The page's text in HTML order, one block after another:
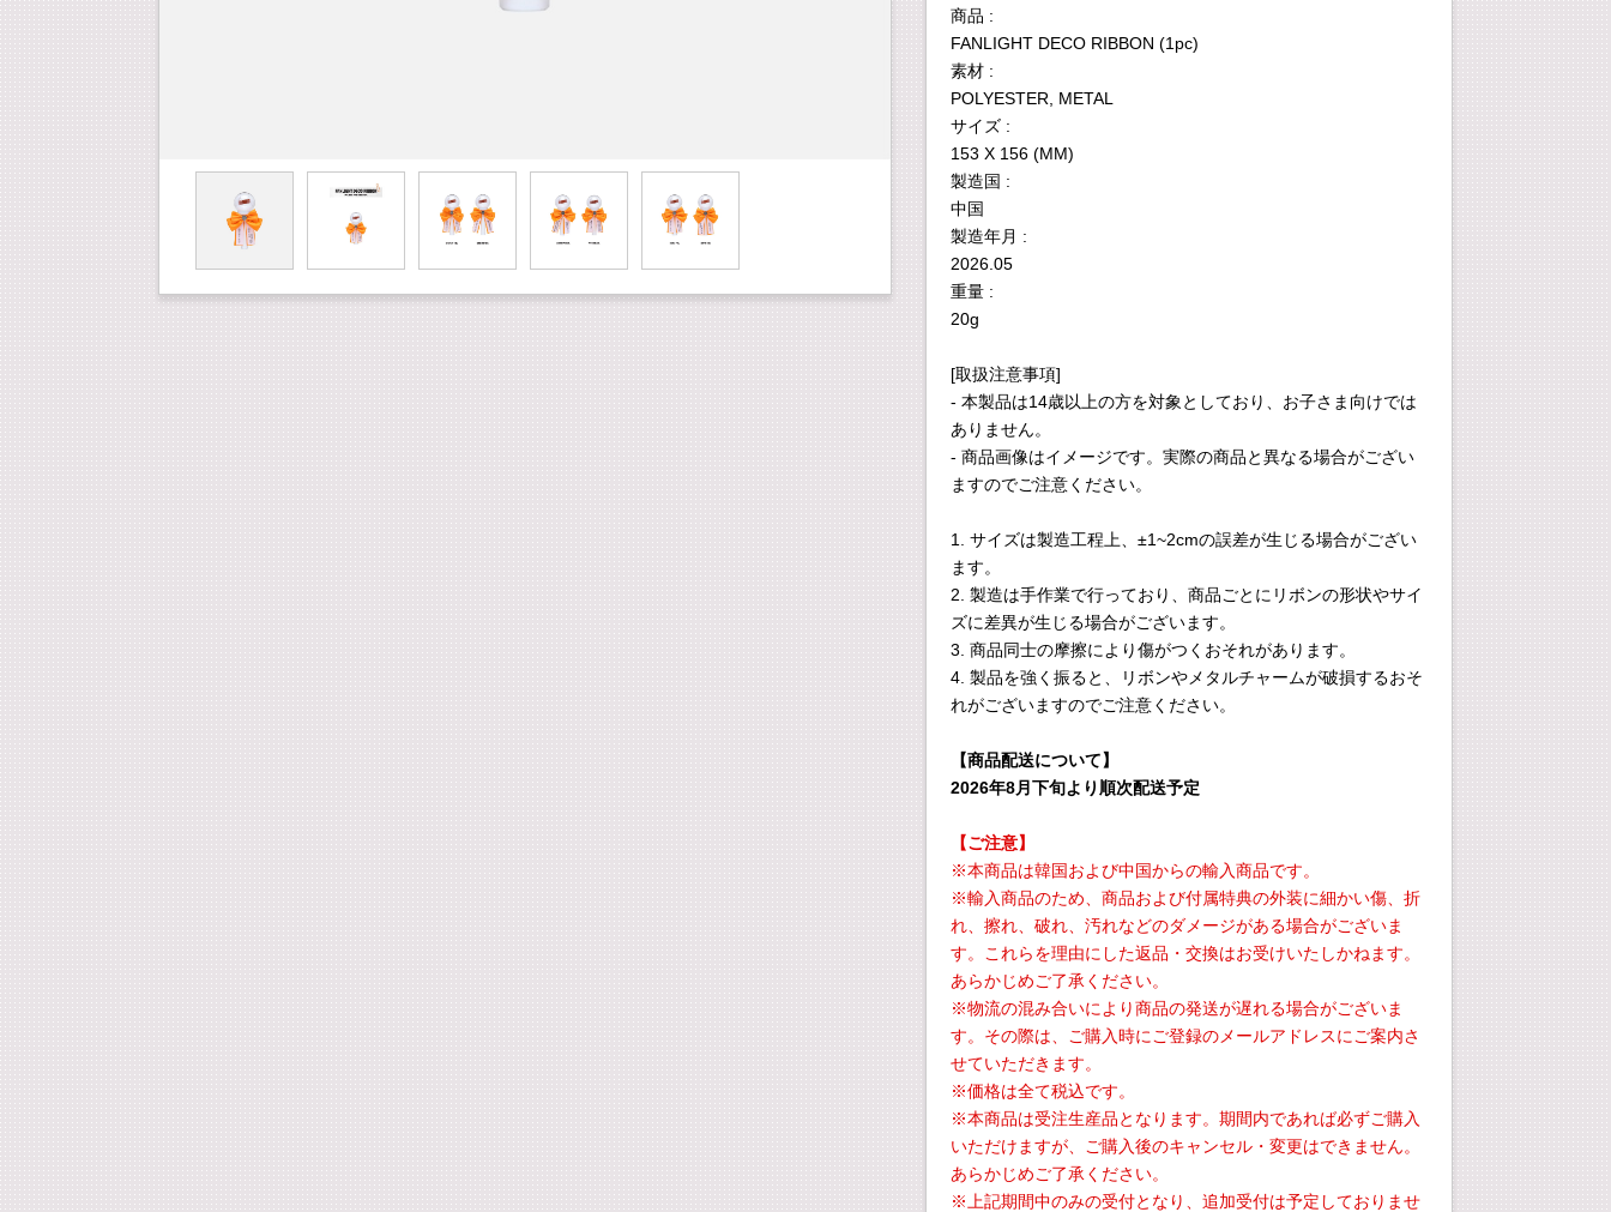
商品 :
FANLIGHT DECO RIBBON (1pc)
素材 :
POLYESTER, METAL
サイズ :
153 X 156 (MM)
製造国 :
中国
製造年月 :
2026.05
重量 :
20g
[取扱注意事項]
- 本製品は14歳以上の方を対象としており、お子さま向けでは
ありません。
- 商品画像はイメージです。実際の商品と異なる場合がござい
ますのでご注意ください。
1. サイズは製造工程上、±1~2cmの誤差が生じる場合がござい
ます。
2. 製造は手作業で行っており、商品ごとにリボンの形状やサイ
ズに差異が生じる場合がございます。
3. 商品同士の摩擦により傷がつくおそれがあります。
4. 製品を強く振ると、リボンやメタルチャームが破損するおそ
れがございますのでご注意ください。
【商品配送について】
2026年8月下旬より順次配送予定
【ご注意】
※本商品は韓国および中国からの輸入商品です。
※輸入商品のため、商品および付属特典の外装に細かい傷、折
れ、擦れ、破れ、汚れなどのダメージがある場合がございま
す。これらを理由にした返品・交換はお受けいたしかねます。
あらかじめご了承ください。
※物流の混み合いにより商品の発送が遅れる場合がございま
す。その際は、ご購入時にご登録のメールアドレスにご案内さ
せていただきます。
※価格は全て税込です。
※本商品は受注生産品となります。期間内であれば必ずご購入
いただけますが、ご購入後のキャンセル・変更はできません。
あらかじめご了承ください。
※上記期間中のみの受付となり、追加受付は予定しておりませ